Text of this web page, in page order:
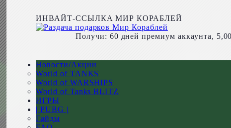
ИНВАЙТ-ССЫЛКА МИР КОРАБЛЕЙ
Получи: 60 дней премиум аккаунта,
Новости/Акции
World of TANKS
World of WARSHIPS
World of Tanks BLITZ
ИГРЫ
| PUBG |
Гайды